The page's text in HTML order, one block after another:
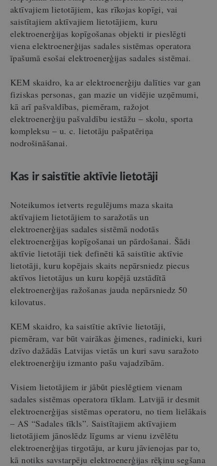
aktīvajiem lietotājiem, kas rīkojas kopīgi, vai
saistītajiem aktīvajiem lietotājiem, kuru
elektroenerģijas kopīgošanas objekti ir pieslēgti
viena elektroenerģijas sadales sistēmas operatora
īpašumā esošai elektroenerģijas sadales sistēmai.
KEM skaidro, ka ar elektroenerģiju dalīties var gan
fiziskas personas, gan mazie un vidējie uzņēmumi,
kā arī pašvaldības, piemēram, ražojot
elektroenerģiju pašvaldību iestāžu – skolu, sporta
kompleksu – u. c. lietotāju pašpatēriņa
nodrošināšanai.
Kas ir saistītie aktīvie lietotāji
Noteikumos ietverts regulējums maza skaita
aktīvajiem lietotājiem to saražotās un
elektroenerģijas sadales sistēmā nodotās
elektroenerģijas kopīgošanai un pārdošanai. Šādi
aktīvie lietotāji tiek definēti kā saistītie aktīvie
lietotāji, kuru kopējais skaits nepārsniedz piecus
aktīvos lietotājus un kuru kopējā uzstādītā
elektroenerģijas ražošanas jauda nepārsniedz 50
kilovatus.
KEM skaidro, ka saistītie aktīvie lietotāji,
piemēram, var būt vairākas ģimenes, radinieki, kuri
dzīvo dažādās Latvijas vietās un kuri savu saražoto
elektroenerģiju izmanto pašu vajadzībām.
Visiem lietotājiem ir jābūt pieslēgtiem vienam
sadales sistēmas operatora tīklam. Latvijā ir desmit
elektroenerģijas sistēmas operatoru, no tiem lielākais
– AS “Sadales tīkls”. Saistītajiem aktīvajiem
lietotājiem jānoslēdz līgums ar vienu izvēlētu
elektroenerģijas tirgotāju, ar kuru jāvienojas par to,
kā notiks savstarpēju elektroenerģijas rēķinu segšana